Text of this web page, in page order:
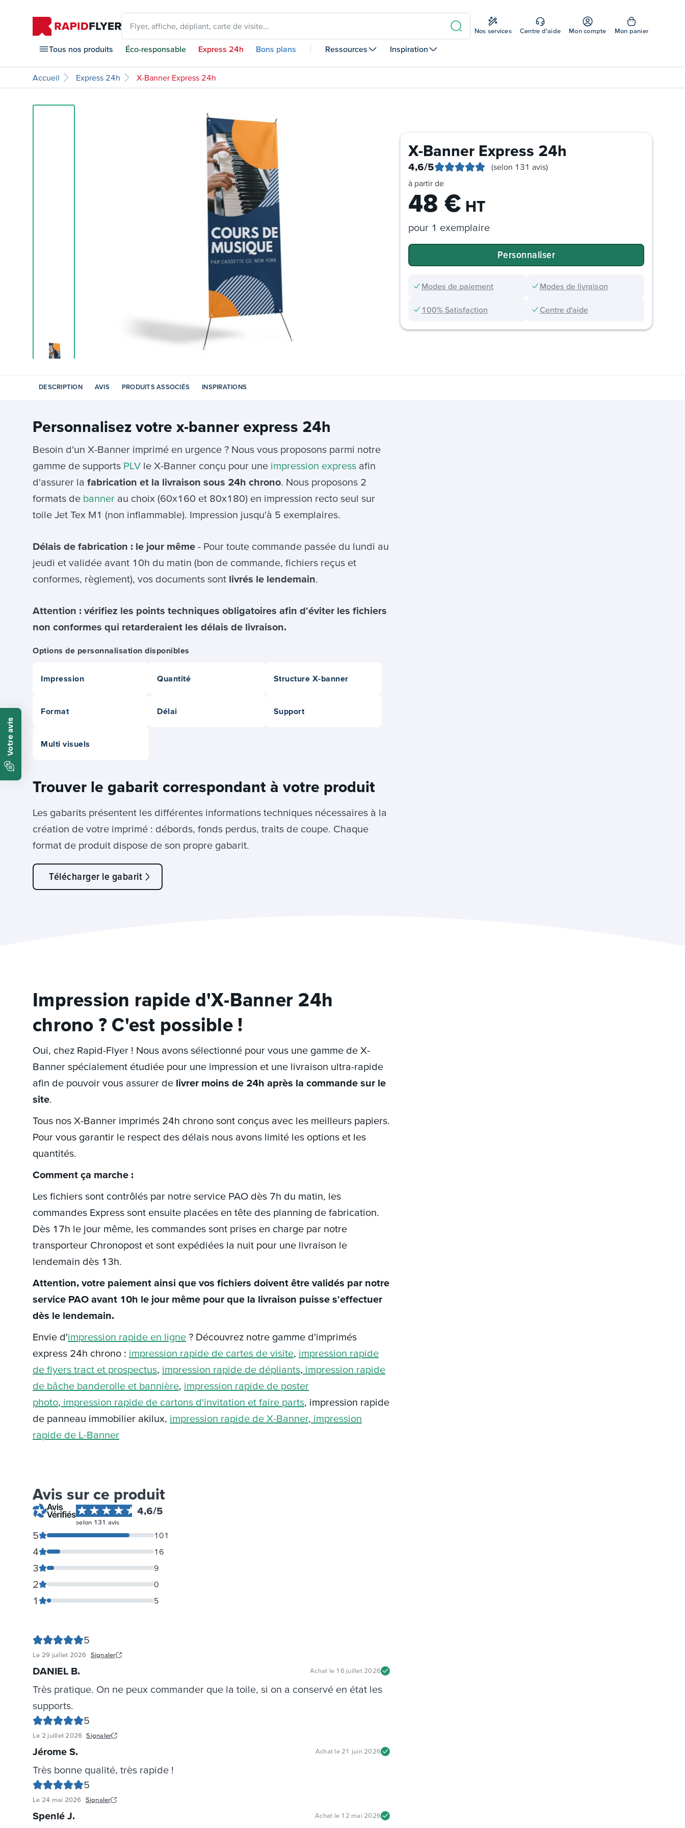
Flyer, affiche, dépliant, carte de visite...
Nos services Centre d'aide Mon compte Mon panier
Tous nos produits Éco-responsable Express 24h Bons plans Ressources Inspiration
Accueil Express 24h X-Banner Express 24h
DESCRIPTION AVIS PRODUITS ASSOCIÉS INSPIRATIONS
X-Banner Express 24h
4,6/5
(selon 131 avis)
à partir de
48 € HT
pour 1 exemplaire
Personnaliser
Modes de paiement Modes de livraison
100% Satisfaction Centre d'aide
Personnalisez votre x-banner express 24h
Besoin d'un X-Banner imprimé en urgence ? Nous vous proposons parmi notre
gamme de supports PLV le X-Banner conçu pour une impression express afin
d'assurer la fabrication et la livraison sous 24h chrono. Nous proposons 2
formats de banner au choix (60x160 et 80x180) en impression recto seul sur
toile Jet Tex M1 (non inflammable). Impression jusqu'à 5 exemplaires.
Délais de fabrication : le jour même - Pour toute commande passée du lundi au
jeudi et validée avant 10h du matin (bon de commande, fichiers reçus et
conformes, règlement), vos documents sont livrés le lendemain.
Attention : vérifiez les points techniques obligatoires afin d'éviter les fichiers
non conformes qui retarderaient les délais de livraison.
Options de personnalisation disponibles
Impression Quantité Structure X-banner
Format Délai Support
Multi visuels
Trouver le gabarit correspondant à votre produit
Les gabarits présentent les différentes informations techniques nécessaires à la
création de votre imprimé : débords, fonds perdus, traits de coupe. Chaque
format de produit dispose de son propre gabarit.
Télécharger le gabarit
Impression rapide d'X-Banner 24h
chrono ? C'est possible !
Oui, chez Rapid-Flyer ! Nous avons sélectionné pour vous une gamme de X-
Banner spécialement étudiée pour une impression et une livraison ultra-rapide
afin de pouvoir vous assurer de livrer moins de 24h après la commande sur le
site.
Tous nos X-Banner imprimés 24h chrono sont conçus avec les meilleurs papiers.
Pour vous garantir le respect des délais nous avons limité les options et les
quantités.
Comment ça marche :
Les fichiers sont contrôlés par notre service PAO dès 7h du matin, les
commandes Express sont ensuite placées en tête des planning de fabrication.
Dès 17h le jour même, les commandes sont prises en charge par notre
transporteur Chronopost et sont expédiées la nuit pour une livraison le
lendemain dès 13h.
Attention, votre paiement ainsi que vos fichiers doivent être validés par notre
service PAO avant 10h le jour même pour que la livraison puisse s'effectuer
dès le lendemain.
Envie d'impression rapide en ligne ? Découvrez notre gamme d'imprimés
express 24h chrono : impression rapide de cartes de visite, impression rapide
de flyers tract et prospectus, impression rapide de dépliants, impression rapide
de bâche banderolle et bannière, impression rapide de poster
photo, impression rapide de cartons d'invitation et faire parts, impression rapide
de panneau immobilier akilux, impression rapide de X-Banner, impression
rapide de L-Banner
Avis sur ce produit
4,6/5
selon 131 avis
1 5
2 0
3 9
4 16
5 101
5
Le 29 juillet 2026 Signaler
DANIEL B. Achat le 16 juillet 2026
Très pratique. On ne peux commander que la toile, si on a conservé en état les
supports.
5
Le 2 juillet 2026 Signaler
Jérome S. Achat le 21 juin 2026
Très bonne qualité, très rapide !
5
Le 24 mai 2026 Signaler
Spenlé J. Achat le 12 mai 2026